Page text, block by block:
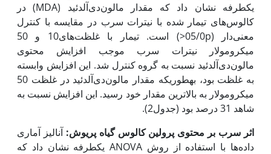
یک‏طرفه نشان داد که مقدار مالون‌دی‌آلدئید (MDA) در
کالوس‌های تیمار شده با نیترات سرب در مقایسه با کنترل
معنی‌دار (05/0p<) است. تیمار با غلظت‌های10 و 50
میکرومولار نیترات سرب موجب افزایش محتوی
مالون‌دی‌آلدئید نسبت به گروه کنترل شد. این افزایش وابسته
به غلظت بود، به‏طوری‏که مقدار مالون‌دی‌آلدئید در غلظت 50
میکرومولار به بالاترین مقدار خود رسید. این افزایش نسبت به
شاهد 31 درصد بود (جدول2).
اثر سرب بر محتوی پرولین کالوس گیاه پریوش: آنالیز آماری
داده‌ها‌ با استفاده از روش ANOVA یک‏طرفه نشان داد که